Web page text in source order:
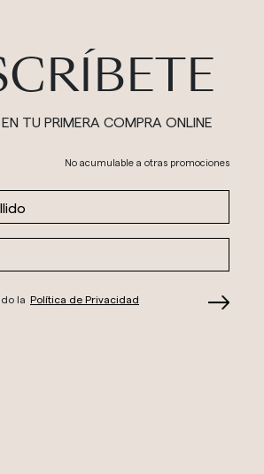
TU PRIMERA COMPRA ONLINE
No acumulable a otras promociones
la Política de Privacidad